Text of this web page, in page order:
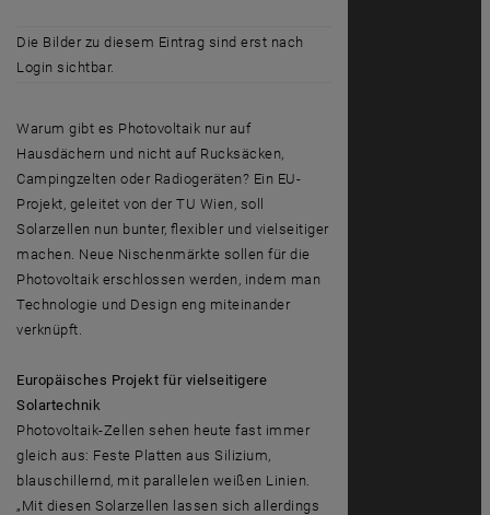
Die Bilder zu diesem Eintrag sind erst nach
Login sichtbar.
Warum gibt es Photovoltaik nur auf
Hausdächern und nicht auf Rucksäcken,
Campingzelten oder Radiogeräten? Ein EU-
Projekt, geleitet von der TU Wien, soll
Solarzellen nun bunter, flexibler und vielseitiger
machen. Neue Nischenmärkte sollen für die
Photovoltaik erschlossen werden, indem man
Technologie und Design eng miteinander
verknüpft.
Europäisches Projekt für vielseitigere
Solartechnik
Photovoltaik-Zellen sehen heute fast immer
gleich aus: Feste Platten aus Silizium,
blauschillernd, mit parallelen weißen Linien.
„Mit diesen Solarzellen lassen sich allerdings